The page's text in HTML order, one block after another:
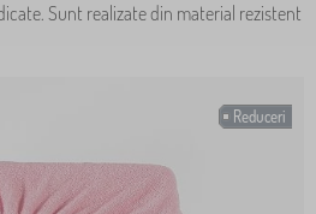
Sunt realizate din material rezistent
Reduceri